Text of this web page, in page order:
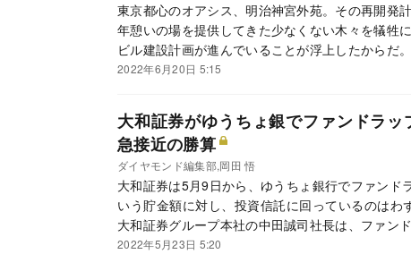
東京都心のオアシス、明治神宮外苑。その再開発
年憩いの場を提供してきた少なくない木々を犠牲
ビル建設計画が進んでいることが浮上したからだ
ちの暗躍を描く。
2022年6月20日 5:15
大和証券がゆうちょ銀でファンドラ
急接近の勝算
ダイヤモンド編集部,岡田 悟
大和証券は5月9日から、ゆうちょ銀行でファンド
いう貯金額に対し、投資信託に回っているのは
大和証券グループ本社の中田誠司社長は、ファン
抑え「トップを取る」と意気込むが…。
2022年5月23日 5:20